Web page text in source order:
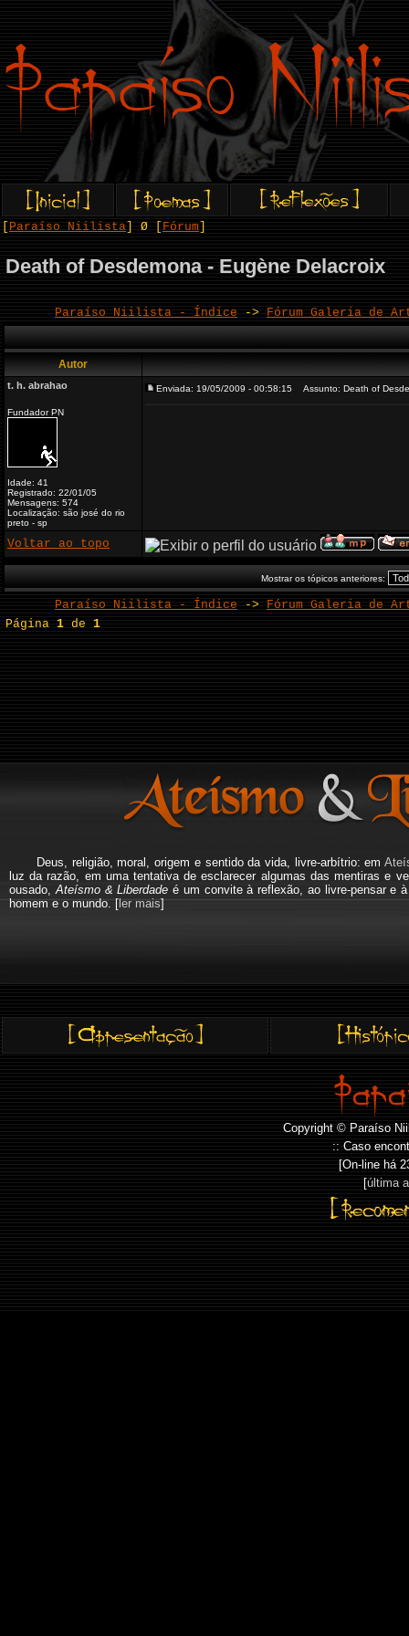
Paraíso Niilista ] Ø [ Fórum
Death of Desdemona - Eugène Delacroix
Paraíso Niilista - Índice -> Fórum Galeria de
Autor
t. h. abrahao
Fundador PN
Idade: 41
Registrado: 22/01/05
Mensagens: 574
Localização: são josé do rio
preto - sp
Enviada: 19/05/2009 - 00:58:15 Assunto: Death of
Voltar ao topo
Mostrar os tópicos anteriores:
Paraíso Niilista - Índice -> Fórum Galeria de
Página1 de1
Deus, religião, moral, origem e sentido da vida, livre-arbítrio: em
luz da razão, em uma tentativa de esclarecer algumas das mentiras e
ousado, Ateísmo & Liberdade é um convite à reflexão, ao livre-pensar e
homem e o mundo. [ler mais]
Copyright © Paraíso
:: Caso
[On-line há
[última